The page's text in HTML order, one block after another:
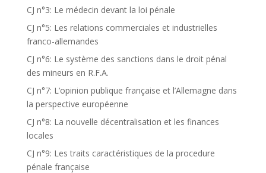
CJ n°3: Le médecin devant la loi pénale
CJ n°5: Les relations commerciales et industrielles
franco-allemandes
CJ n°6: Le système des sanctions dans le droit pénal
des mineurs en R.F.A.
CJ n°7: L’opinion publique française et l’Allemagne dans
la perspective européenne
CJ n°8: La nouvelle décentralisation et les finances
locales
CJ n°9: Les traits caractéristiques de la procedure
pénale française